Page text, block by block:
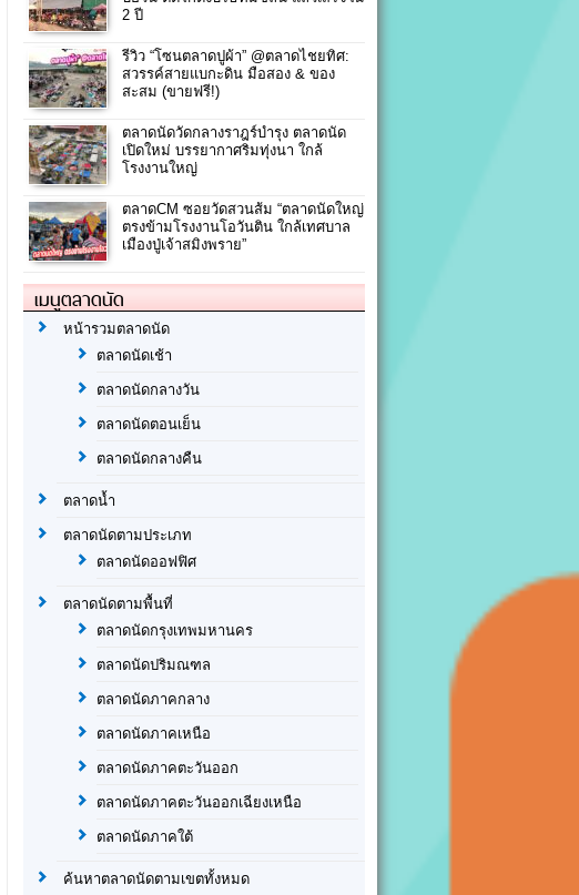
2 ปี
รีวิว “โซนตลาดปูผ้า” @ตลาดไชยทิศ:
สวรรค์สายแบกะดิน มือสอง & ของ
สะสม (ขายฟรี!)
ตลาดนัดวัดกลางราฎร์บำรุง ตลาดนัด
เปิดใหม่ บรรยากาศริมทุ่งนา ใกล้
โรงงานใหญ่
ตลาดCM ซอยวัดสวนส้ม “ตลาดนัดใหญ่
ตรงข้ามโรงงานโอวันติน ใกล้เทศบาล
เมืองปู่เจ้าสมิงพราย”
เมนูตลาดนัด
หน้ารวมตลาดนัด
ตลาดนัดเช้า
ตลาดนัดกลางวัน
ตลาดนัดตอนเย็น
ตลาดนัดกลางคืน
ตลาดน้ำ
ตลาดนัดตามประเภท
ตลาดนัดออฟฟิศ
ตลาดนัดตามพื้นที่
ตลาดนัดกรุงเทพมหานคร
ตลาดนัดปริมณฑล
ตลาดนัดภาคกลาง
ตลาดนัดภาคเหนือ
ตลาดนัดภาคตะวันออก
ตลาดนัดภาคตะวันออกเฉียงเหนือ
ตลาดนัดภาคใต้
ค้นหาตลาดนัดตามเขตทั้งหมด